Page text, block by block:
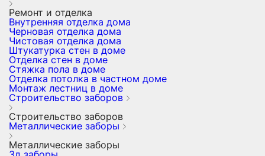
Ремонт и отделка
Внутренняя отделка дома
Черновая отделка дома
Чистовая отделка дома
Штукатурка стен в доме
Отделка стен в доме
Стяжка пола в доме
Отделка потолка в частном доме
Монтаж лестниц в доме
Строительство заборов
Строительство заборов
Металлические заборы
Металлические заборы